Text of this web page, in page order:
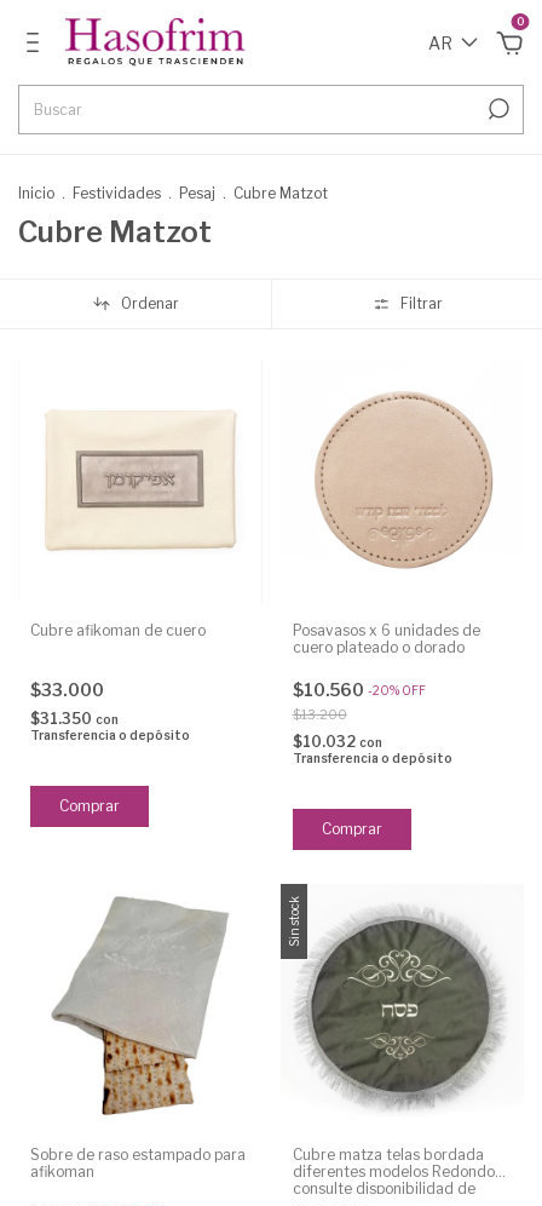
AR
0
Inicio . Festividades . Pesaj . Cubre Matzot
Cubre Matzot
Ordenar Filtrar
Cubre afikoman de cuero
$33.000
$31.350 con
Transferencia o depósito
Posavasos x 6 unidades de
cuero plateado o dorado
$10.560 -20% OFF
$13.200
$10.032 con
Transferencia o depósito
Sobre de raso estampado para
afikoman
Sin stock
Cubre matza telas bordada
diferentes modelos Redondos
consulte disponibilidad de